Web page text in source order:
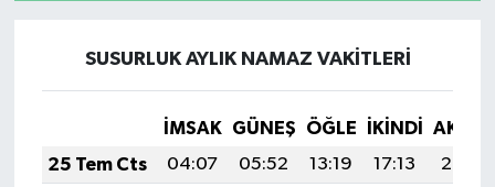
SUSURLUK AYLIK NAMAZ VAKITLERI
İMSAK GÜNEŞ ÖĞLE İKINDI
25 Tem Cts
04:07 05:52 13:19 17:13
20:36